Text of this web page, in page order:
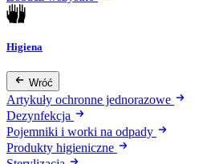
Higiena
Wróć
Artykuły ochronne jednorazowe
Dezynfekcja
Pojemniki i worki na odpady
Produkty higieniczne